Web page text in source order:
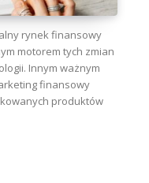
rynek finansowy
motorem tych zmian
Innym ważnym
finansowy
produktów